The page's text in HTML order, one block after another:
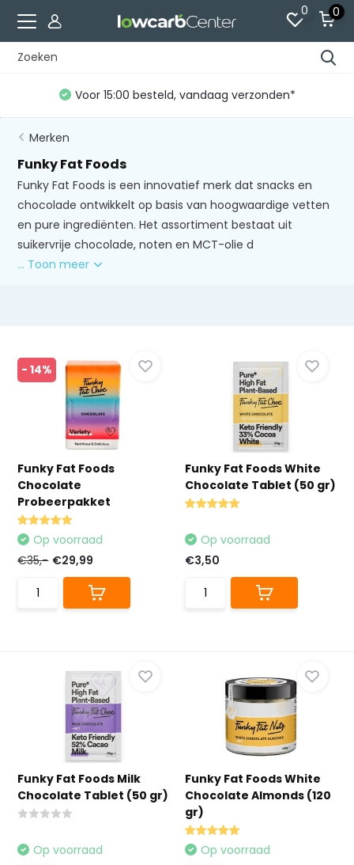
0 0
Voor 15:00 besteld, vandaag verzonden*
Merken
Funky Fat Foods
Funky Fat Foods is een innovatief merk dat snacks en
chocolade ontwikkelt op basis van hoogwaardige vetten
en pure ingrediënten. Het assortiment bestaat uit
suikervrije chocolade, noten en MCT-olie d
... Toon meer
- 14%
Funky Fat Foods
Chocolate
Probeerpakket
Op voorraad
€35,- €29,99
Funky Fat Foods White
Chocolate Tablet (50 gr)
Op voorraad
€3,50
Funky Fat Foods Milk
Chocolate Tablet (50 gr)
Op voorraad
Funky Fat Foods White
Chocolate Almonds (120
gr)
Op voorraad